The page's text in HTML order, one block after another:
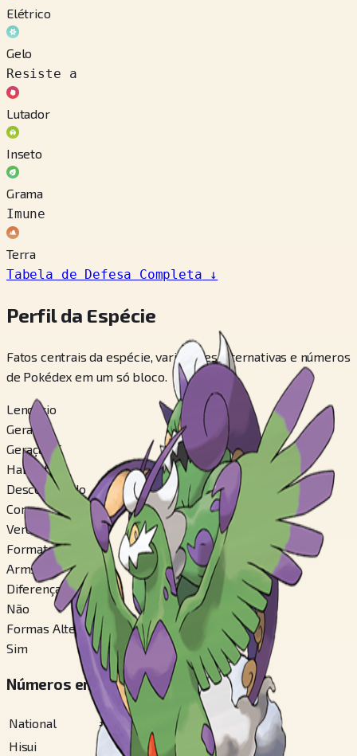
Elétrico
Gelo
Resiste a
Lutador
Inseto
Grama
Imune
Terra
Tabela de Defesa Completa ↓
Perfil da Espécie
Fatos centrais da espécie, variedades alternativas e números
de Pokédex em um só bloco.
Lendário
Geração
Geração 5
Habitat
Desconhecido
Cor
Verde
Formato
Arms
Diferença de Gênero
Não
Formas Alternáveis
Sim
Números em Pokédex Regionais
National #641
Hisui
231